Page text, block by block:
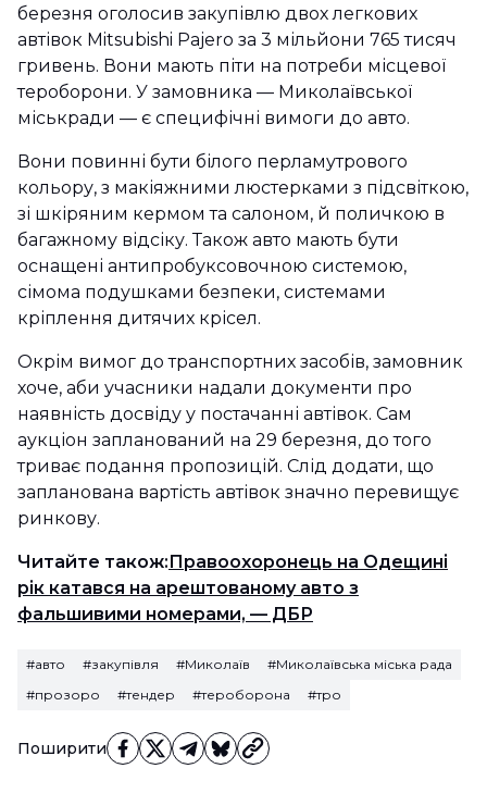
Поширити
березня оголосив закупівлю двох легкових
автівок Mitsubishi Pajero за 3 мільйони 765 тисяч
гривень. Вони мають піти на потреби місцевої
тероборони. У замовника — Миколаївської
міськради — є специфічні вимоги до авто.
Вони повинні бути білого перламутрового
кольору, з макіяжними люстерками з підсвіткою,
зі шкіряним кермом та салоном, й поличкою в
багажному відсіку. Також авто мають бути
оснащені антипробуксовочною системою,
сімома подушками безпеки, системами
кріплення дитячих крісел.
Окрім вимог до транспортних засобів, замовник
хоче, аби учасники надали документи про
наявність досвіду у постачанні автівок. Сам
аукціон запланований на 29 березня, до того
триває подання пропозицій. Слід додати, що
запланована вартість автівок значно перевищує
ринкову.
Читайте також:Правоохоронець на Одещині
рік катався на арештованому авто з
фальшивими номерами, — ДБР
#авто #закупівля #Миколаїв
#Миколаївська міська рада
#прозоро
#тендер #тероборона #тро